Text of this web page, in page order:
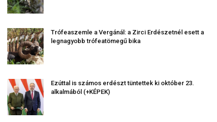
Trófeaszemle a Vergánál: a Zirci Erdészetnél esett a
legnagyobb trófeatömegű bika
Ezúttal is számos erdészt tüntettek ki október 23.
alkalmából (+KÉPEK)